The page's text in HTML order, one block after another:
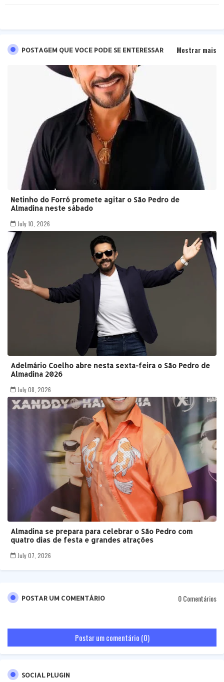
POSTAGEM QUE VOCE PODE SE ENTERESSAR Mostrar mais
Netinho do Forró promete agitar o São Pedro de
Almadina neste sábado
July 10, 2026
Adelmário Coelho abre nesta sexta-feira o São Pedro de
Almadina 2026
July 08, 2026
Almadina se prepara para celebrar o São Pedro com
quatro dias de festa e grandes atrações
July 07, 2026
POSTAR UM COMENTÁRIO 0 Comentários
Postar um comentário (0)
SOCIAL PLUGIN